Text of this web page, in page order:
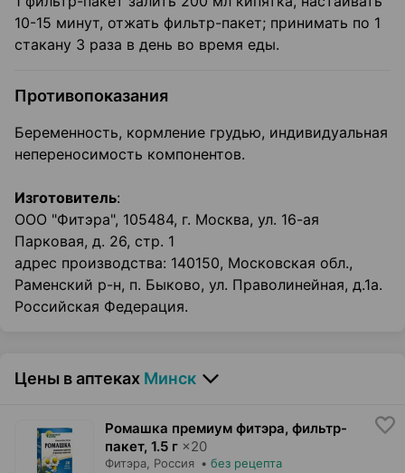
10-15 минут, отжать фильтр-пакет; принимать по 1
стакану 3 раза в день во время еды.
Противопоказания
Беременность, кормление грудью, индивидуальная
непереносимость компонентов.
Изготовитель:
ООО "Фитэра", 105484, г. Москва, ул. 16-ая
Парковая, д. 26, стр. 1
адрес производства: 140150, Московская обл.,
Раменский р-н, п. Быково, ул. Праволинейная, д.1а.
Российская Федерация.
Цены в аптеках Минск
Ромашка премиум фитэра, фильтр-
пакет, 1.5 г ×20
Фитэра, Россия • без рецепта